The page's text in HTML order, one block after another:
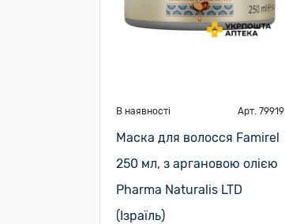
В наявності Арт. 79919
Маска для волосся Famirel
250 мл, з аргановою олією
Pharma Naturalis LTD
(Ізраїль)